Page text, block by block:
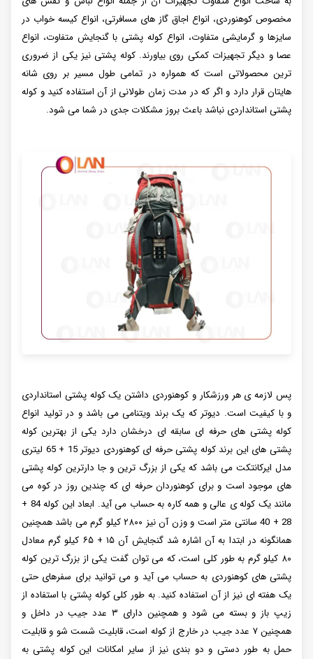
مخصوص کوهنوردی، انواع اجاق گاز های مسافرتی، انواع کیسه خواب در
سایزها و گرمایشی متفاوت، انواع کوله پشتی با گنجایش متفاوت، انواع
عصا و دیگر تجهیزات کمکی روی بیاورند. کوله پشتی نیز یکی از ضروری
ترین محصولاتی است که همواره در تمامی طول مسیر بر روی شانه
هایتان قرار دارد و اگر که در مدت زمان طولانی از آن استفاده کنید و کوله
پشتی استانداردی نباشد باعث بروز مشکلات جدی در شما می شود.
پس لازمه ی هر ورزشکار و کوهنوردی داشتن یک کوله پشتی استانداردی
و با کیفیت است. دیوتر که یک برند ویتنامی می باشد و در تولید انواع
کوله پشتی های حرفه ای سابقه ای درخشان دارد یکی از بهترین کوله
پشتی های این برند کوله پشتی حرفه ای کوهنوردی دیوتر 15 + 65 لیتری
مدل ایرکانتکت می باشد که یکی از بزرگ ترین و جا دارترین کوله پشتی
های موجود است و برای کوهنوردان حرفه ای که چندین روز در کوه می
مانند یک کوله ی عالی و همه کاره به حساب می آید. ابعاد این کوله 84 +
28 + 40 سانتی متر است و وزن آن نیز ۲۸۰۰ کیلو گرم می باشد همچنین
همانگونه در ابتدا به آن اشاره شد گنجایش آن ۱۵ + ۶۵ کیلو گرم معادل
۸۰ کیلو گرم به طور کلی است، که می توان گفت یکی از بزرگ ترین کوله
پشتی های کوهنوردی به حساب می آید و می توانید برای سفرهای حتی
یک هفته ای نیز از آن استفاده کنید. به طور کلی کوله پشتی با استفاده از
زیپ باز و بسته می شود و همچنین دارای ۳ عدد جیب در داخل و
همچنین ۷ عدد جیب در خارج از کوله است، قابلیت شست شو و قابلیت
حمل به طور دستی و دو بندی نیز از سایر امکانات این کوله پشتی به